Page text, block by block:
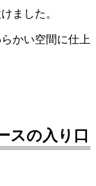
ました。
かい空間に仕上
スの入り口